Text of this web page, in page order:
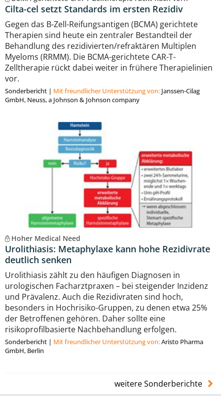
Cilta-cel setzt Standards im ersten Rezidiv
Gegen das B-Zell-Reifungsantigen (BCMA) gerichtete
Therapien sind heute ein zentraler Bestandteil der
Behandlung des rezidivierten/refraktären Multiplen
Myeloms (RRMM). Die BCMA-gerichtete CAR-T-
Zelltherapie rückt dabei weiter in frühere Therapielinien
vor.
Sonderbericht | Mit freundlicher Unterstützung von: Janssen-Cilag
GmbH, Neuss, a Johnson & Johnson company
Hoher Medical Need
Urolithiasis: Metaphylaxe kann hohe Rezidivrate
deutlich senken
Urolithiasis zählt zu den häufigen Diagnosen in
urologischen Facharztpraxen – bei steigender Inzidenz
und Prävalenz. Auch die Rezidivraten sind hoch,
besonders in Hochrisiko-Gruppen, zu denen etwa 25%
der Betroffenen gehören. Daher sollte eine
risikoprofilbasierte Nachbehandlung erfolgen.
Sonderbericht | Mit freundlicher Unterstützung von:Aristo Pharma
GmbH, Berlin
weitere Sonderberichte